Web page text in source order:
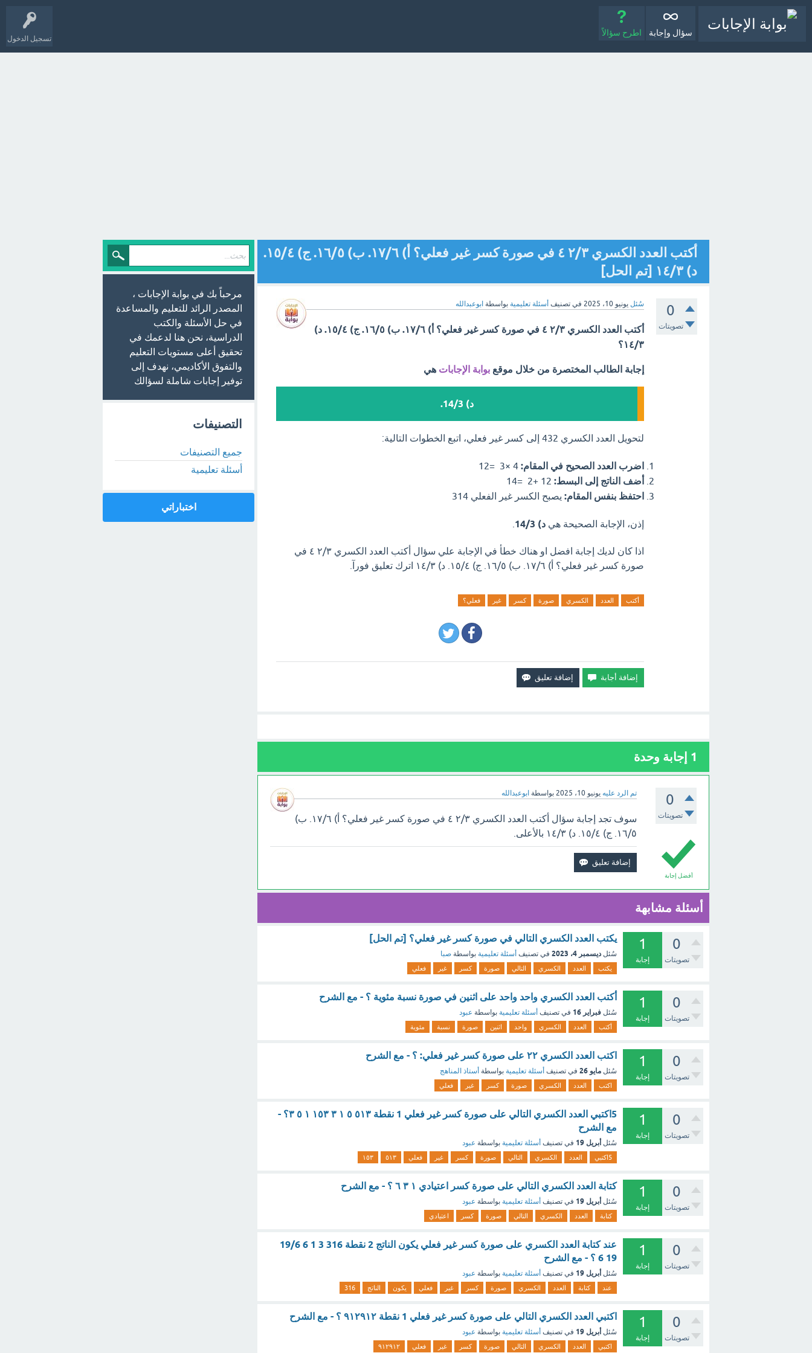
تسجيل الدخول
سؤال وإجابة اطرح سؤالاً
أكتب العدد الكسري ٢/٣ ٤ في صورة كسر غير فعلي؟ أ) ١٧/٦. ب) ١٦/٥. ج) ١٥/٤.
د) ١٤/٣ [تم الحل]
0
تصويتات
سُئل يونيو 10، 2025 في تصنيف أسئلة تعليمية بواسطة ابوعبدالله
أكتب العدد الكسري ٢/٣ ٤ في صورة كسر غير فعلي؟ أ) ١٧/٦. ب) ١٦/٥. ج) ١٥/٤. د)
١٤/٣؟
إجابة الطالب المختصرة من خلال موقع بوابة الإجابات هي
د) 14/3.
لتحويل العدد الكسري 432 إلى كسر غير فعلي، اتبع الخطوات التالية:
اضرب العدد الصحيح في المقام: 4
×
3
=
12
أضف الناتج إلى البسط: 12
+
2
=
14
احتفظ بنفس المقام: يصبح الكسر غير الفعلي 314
إذن، الإجابة الصحيحة هي د) 14/3
اذا كان لديك إجابة افضل او هناك خطأ في الإجابة علي سؤال أكتب العدد الكسري ٢/٣ ٤ في
صورة كسر غير فعلي؟ أ) ١٧/٦. ب) ١٦/٥. ج) ١٥/٤. د) ١٤/٣ اترك تعليق فورآ.
أكتب العدد الكسري صورة كسر غير فعلي؟
1 إجابة وحدة
0
تصويتات
تم الرد عليه يونيو 10، 2025 بواسطة ابوعبدالله
أفضل إجابة
سوف تجد إجابة سؤال أكتب العدد الكسري ٢/٣ ٤ في صورة كسر غير فعلي؟ أ) ١٧/٦. ب)
١٦/٥. ج) ١٥/٤. د) ١٤/٣ بالأعلى.
أسئلة مشابهة
0
تصويتات
1
إجابة
يكتب العدد الكسري التالي في صورة كسر غير فعلي؟ [تم الحل]
سُئل ديسمبر 4، 2023 في تصنيف أسئلة تعليمية بواسطة صبا
يكتب العدد الكسري التالي صورة كسر غير فعلي
0
تصويتات
1
إجابة
أكتب العدد الكسري واحد واحد على اثنين في صورة نسبة مئوية ؟ - مع الشرح
سُئل فبراير 16 في تصنيف أسئلة تعليمية بواسطة عبود
أكتب العدد الكسري واحد اثنين صورة نسبة مئوية
0
تصويتات
1
إجابة
اكتب العدد الكسري ٢٢ على صورة كسر غير فعلي: ؟ - مع الشرح
سُئل مايو 26 في تصنيف أسئلة تعليمية بواسطة أستاذ المناهج
اكتب العدد الكسري صورة كسر غير فعلي
0
تصويتات
1
إجابة
5اكتبي العدد الكسري التالي على صورة كسر غير فعلي 1 نقطة ٥١٣ ٥ ١ ٣ ١٥٣ ١ ٥ ٣؟ -
مع الشرح
سُئل أبريل 19 في تصنيف أسئلة تعليمية بواسطة عبود
5اكتبي العدد الكسري التالي صورة كسر غير فعلي ٥١٣ ١٥٣
0
تصويتات
1
إجابة
كتابة العدد الكسري التالي على صورة كسر اعتيادي ١ ٣ ٦ ؟ - مع الشرح
سُئل أبريل 19 في تصنيف أسئلة تعليمية بواسطة عبود
كتابة العدد الكسري التالي صورة كسر اعتيادي
0
تصويتات
1
إجابة
عند كتابة العدد الكسري على صورة كسر غير فعلي يكون الناتج 2 نقطة 316 3 1 6 19/6
19 6 ؟ - مع الشرح
سُئل أبريل 19 في تصنيف أسئلة تعليمية بواسطة عبود
عند كتابة العدد الكسري صورة كسر غير فعلي يكون الناتج 316
0
تصويتات
1
إجابة
اكتبي العدد الكسري التالي على صورة كسر غير فعلي 1 نقطة ٩١٢٩١٢ ؟ - مع الشرح
سُئل أبريل 19 في تصنيف أسئلة تعليمية بواسطة عبود
اكتبي العدد الكسري التالي صورة كسر غير فعلي ٩١٢٩١٢
مرحباً بك في بوابة الإجابات ،
المصدر الرائد للتعليم والمساعدة
في حل الأسئلة والكتب
الدراسية، نحن هنا لدعمك في
تحقيق أعلى مستويات التعليم
والتفوق الأكاديمي، نهدف إلى
توفير إجابات شاملة لسؤالك
التصنيفات
جميع التصنيفات
أسئلة تعليمية
اختباراتي